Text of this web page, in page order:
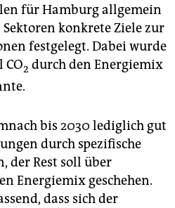
für Hamburg allgemein
konkrete Ziele zur
festgelegt. Dabei wurde
2 durch den Energiemix
bis 2030 lediglich gut
durch spezifische
der Rest soll über
Energiemix geschehen.
dass sich der